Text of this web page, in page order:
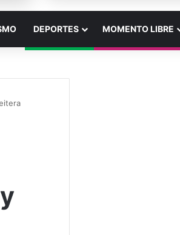
DEPORTES MOMENTO LIBRE